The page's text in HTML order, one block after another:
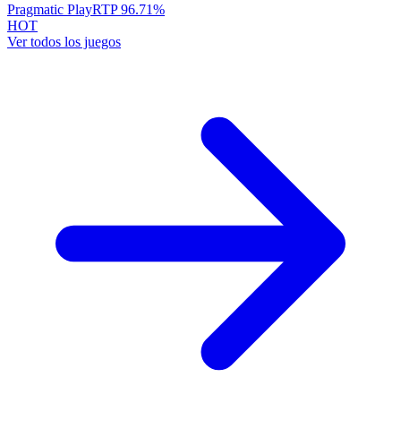
Pragmatic PlayRTP96.71%
HOT
Ver todos los juegos